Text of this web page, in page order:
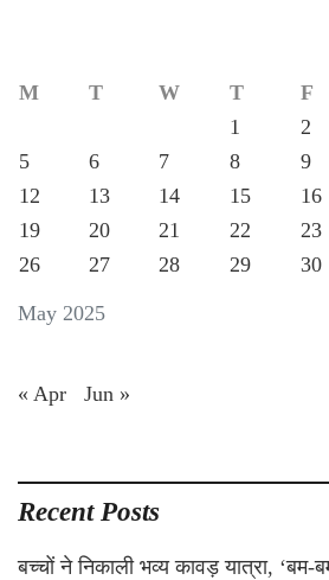
May 2025
M T W T F
1
2
5
6 7 8 9
12
13 14 15 16
19
20 21 22 23
26
27 28 29 30
« Apr Jun »
Recent Posts
बच्चों ने निकाली भव्य कावड़ यात्रा,